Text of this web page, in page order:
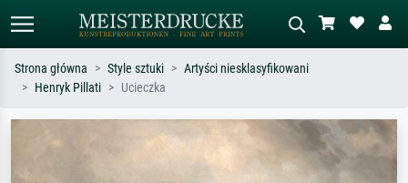
Szukaj wg artysty, tytułu lub stylu – np.
Opisz scenę – np. zielona łąka,
abstrakcja z czerwienią, ciemny olej,
stojący akt obok drzewa.
Strona główna Style sztuki
Artyści niesklasyfikowani
Henryk Pillati
Ucieczka